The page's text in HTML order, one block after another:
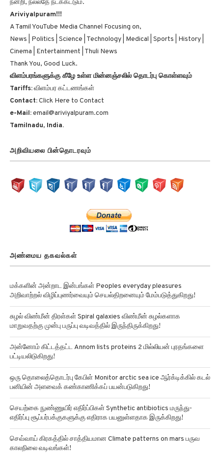
Ariviyalpuram!!!
A Tamil YouTube Media Channel Focusing on,
News | Politics | Science | Technology | Medical | Sports | History |
Cinema | Entertainment | Thuli News
Thank You, Good Luck.
விளம்பரங்களுக்கு கீழே உள்ள மின்னஞ்சலில் தொடர்பு கொள்ளவும்
Tariffs:விளம்பர கட்டணங்கள்
Contact:Click Here to Contact
e-Mail: email@ariviyalpuram.com
Tamilnadu, India.
அறிவாற்றல் விழிப்புணர்வையும் செயல்திறனையும் மேம்படுத்துகிறது!
சுழல் விண்மீன் திரள்கள் Spiral galaxies விண்மீன் சுழல்களாக
மாறுவதற்கு முன்பு பருப்பு வடிவத்தில் இருந்திருக்கிறது!
அன்னோம் கிட்டத்தட்ட Annom lists proteins 2 மில்லியன் புரதங்களை
பட்டியலிடுகிறது!
ஒரு தொலைத்தொடர்பு கேபிள் Monitor arctic sea ice ஆர்க்டிக்கில் கடல்
பனியின் அளவைக் கண்காணிக்கப் பயன்படுகிறது!
செயற்கை நுண்ணுயிர் எதிர்ப்பிகள் Synthetic antibiotics மருந்து-
எதிர்ப்பு சூப்பர்பக்குகளுக்கு எதிராக பயனுள்ளதாக இருக்கிறது!
செவ்வாய் கிரகத்தில் சாத்தியமான Climate patterns on mars பருவ
காலநிலை வடிவங்கள்!